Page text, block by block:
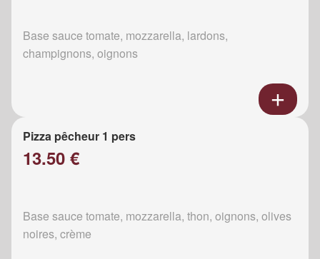
Base sauce tomate, mozzarella, lardons,
champignons, oignons
Pizza pêcheur 1 pers
13.50 €
Base sauce tomate, mozzarella, thon, oignons, olives
noires, crème